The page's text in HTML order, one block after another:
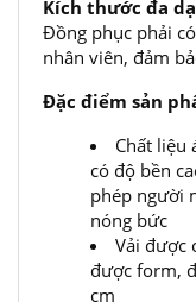
Kích thước đa
Đồng phục phải
nhân viên, đảm
Đặc điểm sản
Chất liệu
có độ bền
phép người
nóng bức
Vải được
được form,
cm